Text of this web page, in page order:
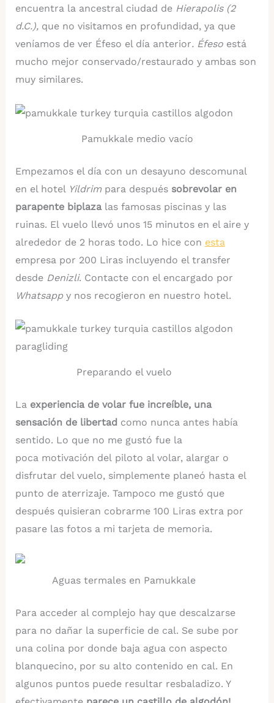
encuentra la ancestral ciudad de Hierapolis (2
d.C.),que no visitamos en profundidad, ya que
veníamos de ver Éfeso el día anterior. Éfeso está
mucho mejor conservado/restaurado y ambas son
muy similares.
Pamukkale medio vacío
Empezamos el día con un desayuno descomunal
en el hotel Yildrimpara después sobrevolar en
parapente biplazalas famosas piscinas y las
ruinas. El vuelo llevó unos 15 minutos en el aire y
alrededor de 2 horas todo. Lo hice con esta
empresa por 200 Liras incluyendo el transfer
desde Denizli. Contacte con el encargado por
Whatsappy nos recogieron en nuestro hotel.
Preparando el vuelo
La experiencia de volar fue increíble, una
sensación de libertad como nunca antes había
sentido. Lo que no me gustó fue la
poca motivación del piloto al volar, alargar o
disfrutar del vuelo, simplemente planeó hasta el
punto de aterrizaje. Tampoco me gustó que
después quisieran cobrarme 100 Liras extra por
pasare las fotos a mi tarjeta de memoria.
Aguas termales en Pamukkale
Para acceder al complejo hay que descalzarse
para no dañar la superficie de cal. Se sube por
una colina por donde baja agua con aspecto
blanquecino, por su alto contenido en cal. En
algunos puntos puede resultar resbaladizo. Y